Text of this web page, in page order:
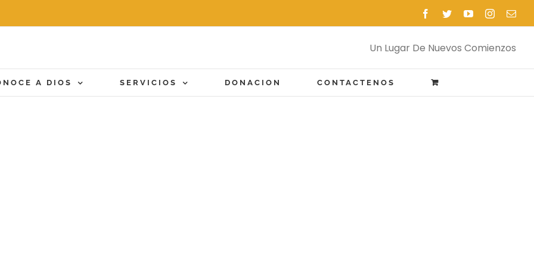
Facebook
TwitterYouTubeInstagram
Un Lugar De Nuevos Comienzos
A DIOS SERVICIOS DONACION CONTACTENOS